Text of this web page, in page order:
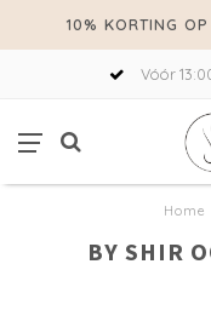
10% KORTING
Vóór
Home
BY SHIR